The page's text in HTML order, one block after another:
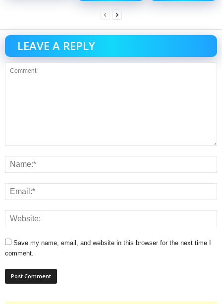
LEAVE A REPLY
Save my name, email, and website in this browser for the next time I
comment.